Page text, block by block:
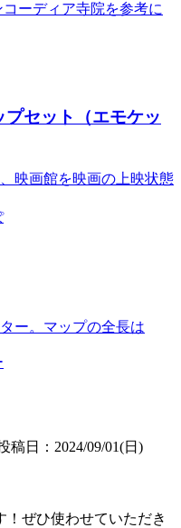
ーディア寺院を参考に
セット（エモケッ
映画館を映画の上映状態
ー。マップの全長は
稿日：2024/09/01(日)
！ぜひ使わせていただき